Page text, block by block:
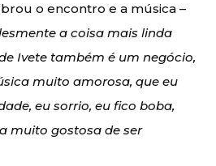
o encontro e a música –
a coisa mais linda
Ivete também é um negócio,
muito amorosa, que eu
eu sorrio, eu fico boba,
muito gostosa de ser